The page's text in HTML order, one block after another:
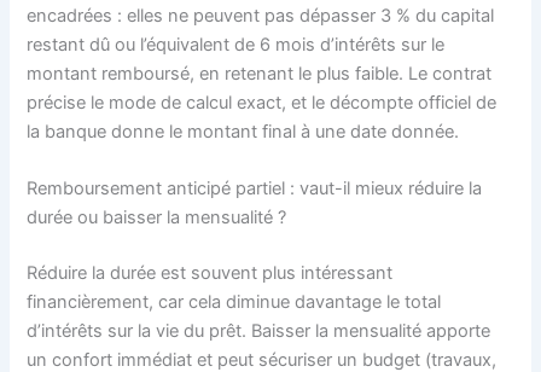
encadrées : elles ne peuvent pas dépasser 3 % du capital
restant dû ou l’équivalent de 6 mois d’intérêts sur le
montant remboursé, en retenant le plus faible. Le contrat
précise le mode de calcul exact, et le décompte officiel de
la banque donne le montant final à une date donnée.
Remboursement anticipé partiel : vaut-il mieux réduire la
durée ou baisser la mensualité ?
Réduire la durée est souvent plus intéressant
financièrement, car cela diminue davantage le total
d’intérêts sur la vie du prêt. Baisser la mensualité apporte
un confort immédiat et peut sécuriser un budget (travaux,